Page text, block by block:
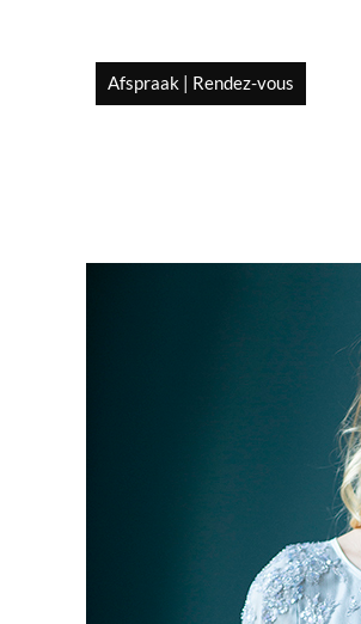
Afspraak | Rendez-vous